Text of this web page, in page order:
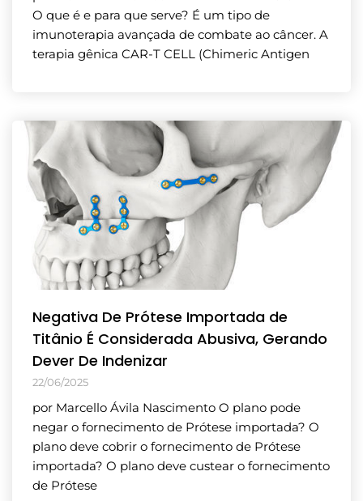
O que é e para que serve? É um tipo de
imunoterapia avançada de combate ao câncer. A
terapia gênica CAR-T CELL (Chimeric Antigen
Negativa De Prótese Importada de
Titânio É Considerada Abusiva, Gerando
Dever De Indenizar
22/06/2025
por Marcello Ávila Nascimento O plano pode
negar o fornecimento de Prótese importada? O
plano deve cobrir o fornecimento de Prótese
importada? O plano deve custear o fornecimento
de Prótese